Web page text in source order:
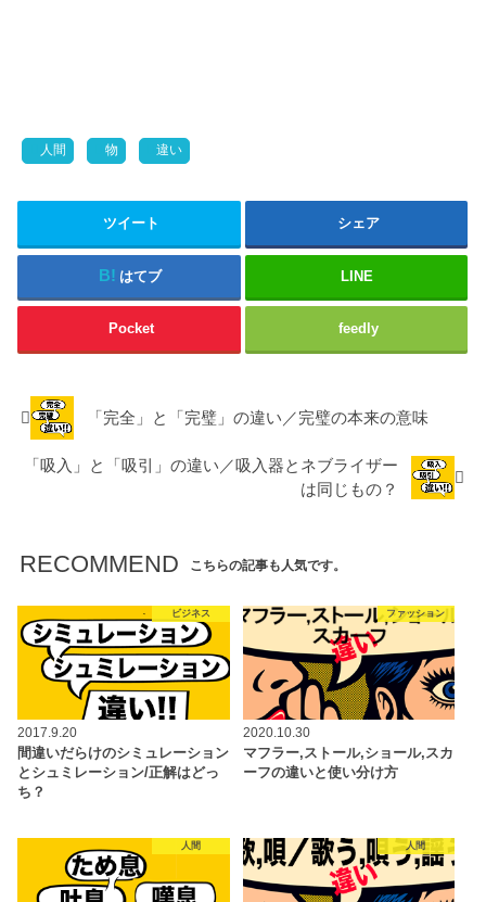
人間 物 違い
ツイート シェア
はてブ LINE
Pocket feedly
「完全」と「完璧」の違い／完璧の本来の意味
「吸入」と「吸引」の違い／吸入器とネブライザー
は同じもの？
RECOMMEND こちらの記事も人気です。
ビジネス
2017.9.20
間違いだらけのシミュレーション
とシュミレーション/正解はどっ
ち？
ファッション
2020.10.30
マフラー,ストール,ショール,スカ
ーフの違いと使い分け方
人間 人間